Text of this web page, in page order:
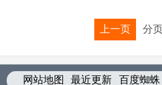
上一页 分页
网站地图 最近更新 百度蜘蛛